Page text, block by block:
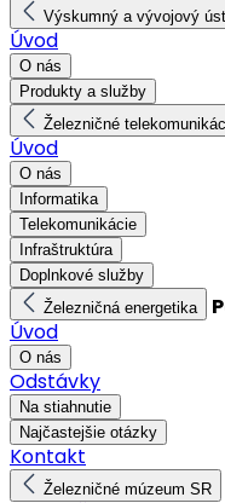
Výskumný a vývojový
Úvod
O nás
Produkty a služby
Železničné
Úvod
O nás
Informatika
Telekomunikácie
Infraštruktúra
Doplnkové služby
Železničná energetika
Úvod
O nás
Odstávky
Na stiahnutie
Najčastejšie otázky
Kontakt
Železničné múzeum SR